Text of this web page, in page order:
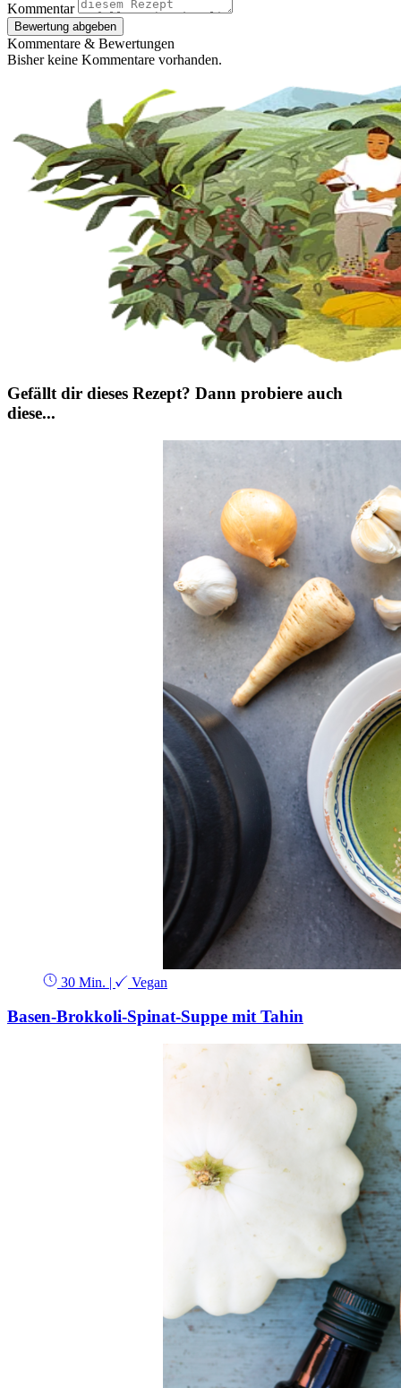
Kommentar
Bewertung abgeben
Kommentare & Bewertungen
Bisher keine Kommentare vorhanden.
Gefällt dir dieses Rezept? Dann probiere auch
diese...
30 Min. | Vegan
Basen-Brokkoli-Spinat-Suppe mit Tahin